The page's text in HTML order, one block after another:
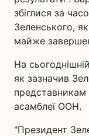
збіглися за
Зеленського,
майже
На
як зазначив
представникам
асамблеї ООН.
"Президент